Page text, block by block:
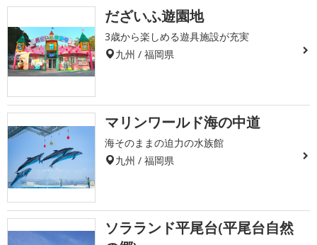
だざいふ遊園地
3歳から楽しめる遊具施設が充実
九州 / 福岡県
マリンワールド海の中道
海そのままの迫力の水族館
九州 / 福岡県
ソラランド平尾台(平尾台自然